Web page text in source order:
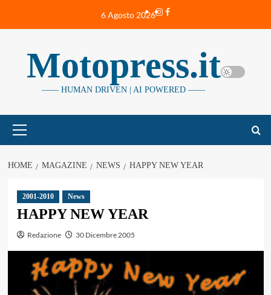
6 Agosto 2026Instagram
Facebook
Motopress.it
—— HUMAN DRIVEN | AI POWERED ——
principale
HOME MAGAZINE NEWS HAPPY NEW YEAR
2001-2010 News
HAPPY NEW YEAR
Redazione 30 Dicembre 2005